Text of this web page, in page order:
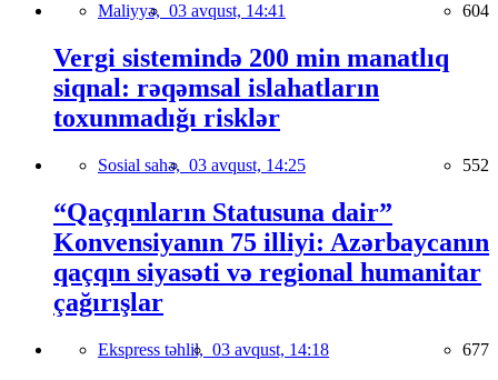
Maliyyə, 03 avqust, 14:41 604
Vergi sistemində 200 min manatlıq
siqnal: rəqəmsal islahatların
toxunmadığı risklər
Sosial sahə, 03 avqust, 14:25 552
“Qaçqınların Statusuna dair”
Konvensiyanın 75 illiyi: Azərbaycanın
qaçqın siyasəti və regional humanitar
çağırışlar
Ekspress təhlil, 03 avqust, 14:18 677